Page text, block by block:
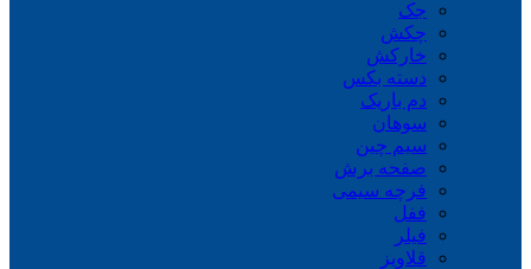
جک
چکش
خارکش
دسته بکس
دم باریک
سوهان
سیم چین
صفحه برش
فرچه سیمی
ففل
فیلر
قلاویز